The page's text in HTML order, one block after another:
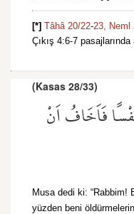
[*] Tâhâ 20/22-23, Neml
Çıkış 4:6-7 pasajlarında
(Kasas 28/33)
فَاَخَافُ اَنْ
Musa dedi ki: “Rabbim!
yüzden beni